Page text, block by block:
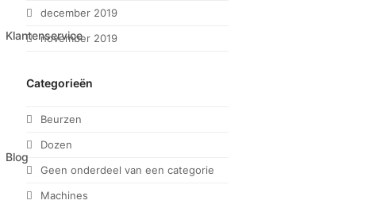
Klantenservice
Blog
december 2019
november 2019
Categorieën
Beurzen
Dozen
Geen onderdeel van een categorie
Machines